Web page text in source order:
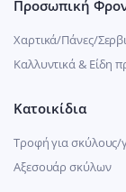
Προσωπική
Χαρτικά/Πάνες/
Καλλυντικά & Είδη
Κατοικίδια
Τροφή για σκύλους/
Αξεσουάρ σκύλων